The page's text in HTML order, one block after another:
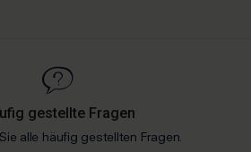
gestellte Fragen
alle häufig gestellten Fragen.